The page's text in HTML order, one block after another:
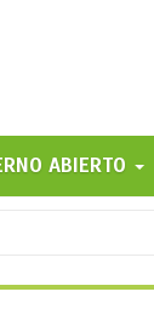
ABIERTO